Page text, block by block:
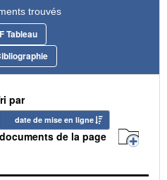
trouvés
Tableau
par
date de mise en ligne
de la page